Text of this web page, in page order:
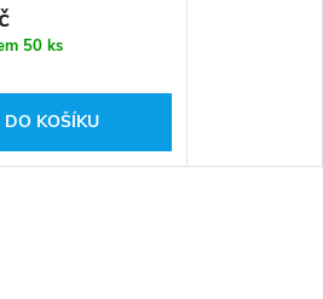
50 ks
DO KOŠÍKU